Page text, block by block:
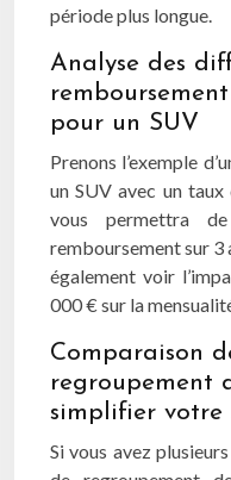
période plus longue.
Analyse des
pour un SUV
Prenons l’exemple
un SUV avec un
vous permettra
remboursement sur 3
également voir
000 € sur la
Comparaison
regroupement
simplifier votre
Si vous avez